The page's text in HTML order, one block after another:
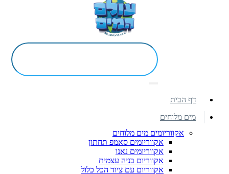
דף הבית
מים מלוחים
אקווריומים מים מלוחים
אקווריומים סאמפ תחתון
אקווריומים נאנו
אקווריום בניה עצמית
אקווריום עם ציוד הכל כלול